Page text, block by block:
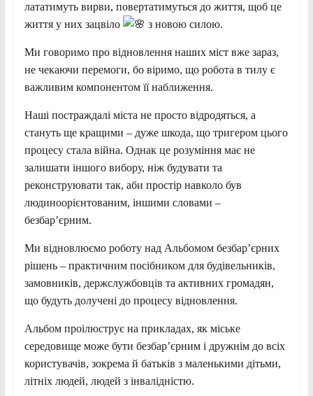
лататимуть вирви, повертатимуться до життя, щоб це
життя у них зацвіло
з новою силою.
Ми говоримо про відновлення наших міст вже зараз,
не чекаючи перемоги, бо віримо, що робота в тилу є
важливим компонентом її наближення.
Наші постраждалі міста не просто відродяться, а
стануть ще кращими – дуже шкода, що тригером цього
процесу стала війна. Однак це розуміння має не
залишати іншого вибору, ніж будувати та
реконструювати так, аби простір навколо був
людиноорієнтованим, іншими словами –
безбар’єрним.
Ми відновлюємо роботу над Альбомом безбар’єрних
рішень – практичним посібником для будівельників,
замовників, держслужбовців та активних громадян,
що будуть долучені до процесу відновлення.
Альбом проілюструє на прикладах, як міське
середовище може бути безбар’єрним і дружнім до всіх
користувачів, зокрема й батьків з маленькими дітьми,
літніх людей, людей з інвалідністю.